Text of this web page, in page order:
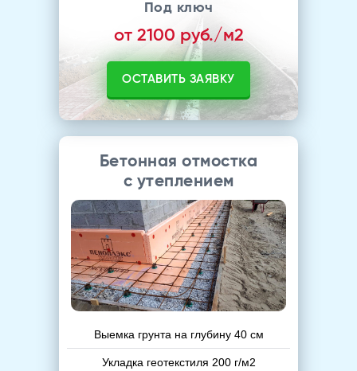
от 2100 руб./м2
ОСТАВИТЬ ЗАЯВКУ
Бетонная отмостка
с утеплением
Под ключ
Выемка грунта на глубину 40 см
Укладка геотекстиля 200 г/м2